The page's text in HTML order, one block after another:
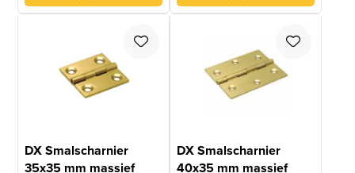
DX Smalscharnier
35x35 mm massief
DX Smalscharnier
40x35 mm massief